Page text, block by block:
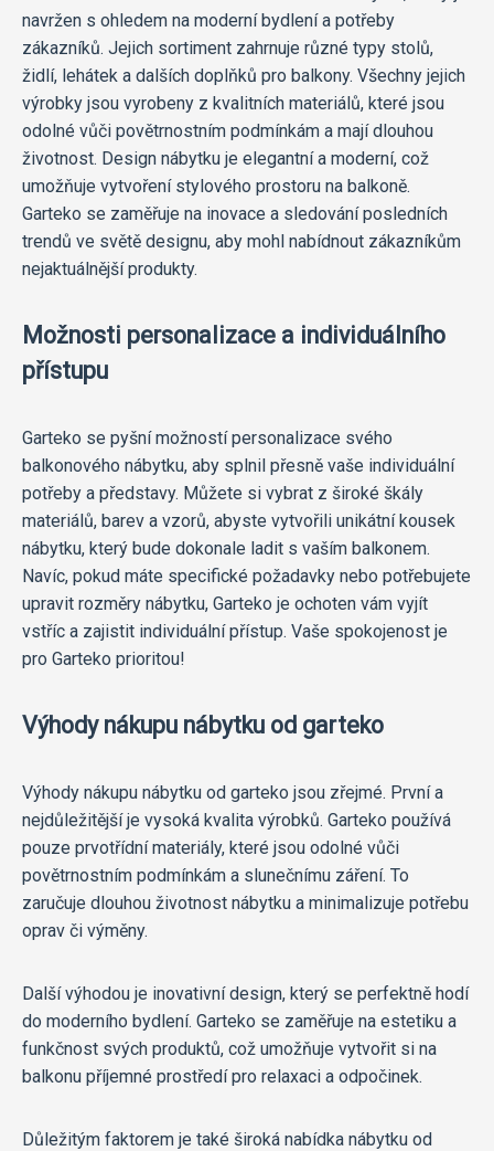
navržen s ohledem na moderní bydlení a potřeby
zákazníků. Jejich sortiment zahrnuje různé typy stolů,
židlí, lehátek a dalších doplňků pro balkony. Všechny jejich
výrobky jsou vyrobeny z kvalitních materiálů, které jsou
odolné vůči povětrnostním podmínkám a mají dlouhou
životnost. Design nábytku je elegantní a moderní, což
umožňuje vytvoření stylového prostoru na balkoně.
Garteko se zaměřuje na inovace a sledování posledních
trendů ve světě designu, aby mohl nabídnout zákazníkům
nejaktuálnější produkty.
Možnosti personalizace a individuálního
přístupu
Garteko se pyšní možností personalizace svého
balkonového nábytku, aby splnil přesně vaše individuální
potřeby a představy. Můžete si vybrat z široké škály
materiálů, barev a vzorů, abyste vytvořili unikátní kousek
nábytku, který bude dokonale ladit s vaším balkonem.
Navíc, pokud máte specifické požadavky nebo potřebujete
upravit rozměry nábytku, Garteko je ochoten vám vyjít
vstříc a zajistit individuální přístup. Vaše spokojenost je
pro Garteko prioritou!
Výhody nákupu nábytku od garteko
Výhody nákupu nábytku od garteko jsou zřejmé. První a
nejdůležitější je vysoká kvalita výrobků. Garteko používá
pouze prvotřídní materiály, které jsou odolné vůči
povětrnostním podmínkám a slunečnímu záření. To
zaručuje dlouhou životnost nábytku a minimalizuje potřebu
oprav či výměny.
Další výhodou je inovativní design, který se perfektně hodí
do moderního bydlení. Garteko se zaměřuje na estetiku a
funkčnost svých produktů, což umožňuje vytvořit si na
balkonu příjemné prostředí pro relaxaci a odpočinek.
Důležitým faktorem je také široká nabídka nábytku od